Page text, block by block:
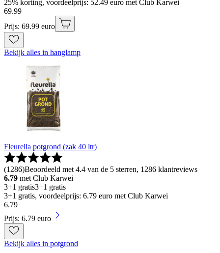
25% korting, voordeelprijs: 52.49 euro met Club Karwei
69.99
Prijs: 69.99 euro
Bekijk alles in hanglamp
Fleurella potgrond (zak 40 ltr)
(1286)Beoordeeld met 4.4 van de 5 sterren, 1286 klantreviews
6.79 met Club Karwei
3+1 gratis3+1 gratis
3+1 gratis, voordeelprijs: 6.79 euro met Club Karwei
6.79
Prijs: 6.79 euro
Bekijk alles in potgrond